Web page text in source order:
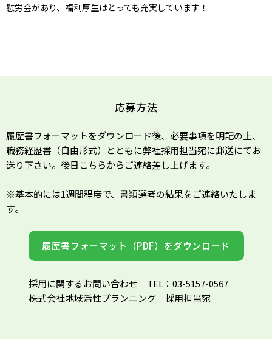
慰労会があり、福利厚生はとっても充実しています！
応募方法
履歴書フォーマットをダウンロード後、必要事項を明記の上、
職務経歴書（自由形式）とともに弊社採用担当宛に郵送にてお
送り下さい。後日こちらからご連絡差し上げます。
※基本的には1週間程度で、書類選考の結果をご連絡いたしま
す。
履歴書フォーマット（PDF）をダウンロード
採用に関するお問い合わせ TEL：03-5157-0567
株式会社地域活性プランニング 採用担当宛